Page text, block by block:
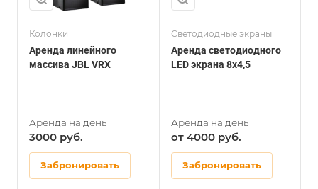
Колонки
Аренда линейного
массива JBL VRX
3000
Забронировать
Светодиодные экраны
Аренда светодиодного
LED экрана 8х4,5
от 4000
Забронировать